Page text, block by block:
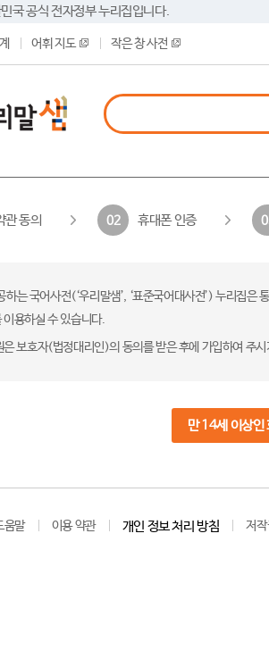
국 공식 전자정부 누리집입니다.
어휘 지도 작은 창 사전
관 동의 02 휴대폰 인증
하는 국어사전(‘우리말샘’, ‘표준국어대사전’) 누리집
이용하실 수 있습니다.
보호자(법정대리인)의 동의를 받은 후에 가입하여 주
만 14세 이상인
움말 이용 약관 개인 정보 처리 방침 저